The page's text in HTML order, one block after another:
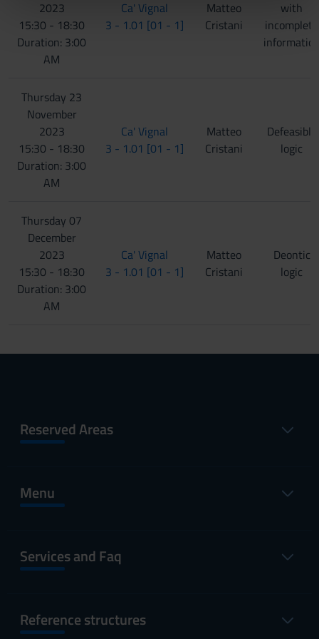
nostri partner che si occupano di analisi dei dati web,
pubblicità e social media, i quali potrebbero combinarle
con altre informazioni che hai fornito loro o che hanno
raccolto dal tuo utilizzo dei loro servizi.
2023
15:30 - 18:30
Duration: 3:00
AM
Ca' Vignal
3 - 1.01 [01 - 1]
Matteo
Cristani
with
incomplete
Thursday 23
November
2023
15:30 - 18:30
Duration: 3:00
AM
Ca' Vignal
3 - 1.01 [01 - 1]
Matteo
Cristani
Defeasible
logic
Thursday 07
December
2023
15:30 - 18:30
Duration: 3:00
AM
Ca' Vignal
3 - 1.01 [01 - 1]
Matteo
Cristani
Deontic
logic
Reserved Areas
Menu
Services and Faq
Reference structures